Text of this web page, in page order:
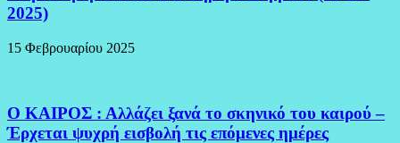
2025)
15 Φεβρουαρίου 2025
Ο ΚΑΙΡΟΣ : Αλλάζει ξανά το σκηνικό του καιρού –
Έρχεται ψυχρή εισβολή τις επόμενες ημέρες